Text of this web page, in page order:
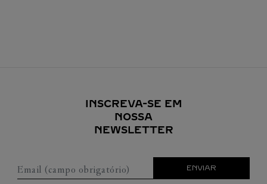
INSCREVA-SE EM
NOSSA
NEWSLETTER
Email (campo obrigatório) ENVIAR